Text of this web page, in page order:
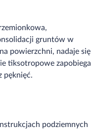
gruntów w
powierzchni, nadaje się
tiksotropowe zapobiega
pęknięć.
podziemnych